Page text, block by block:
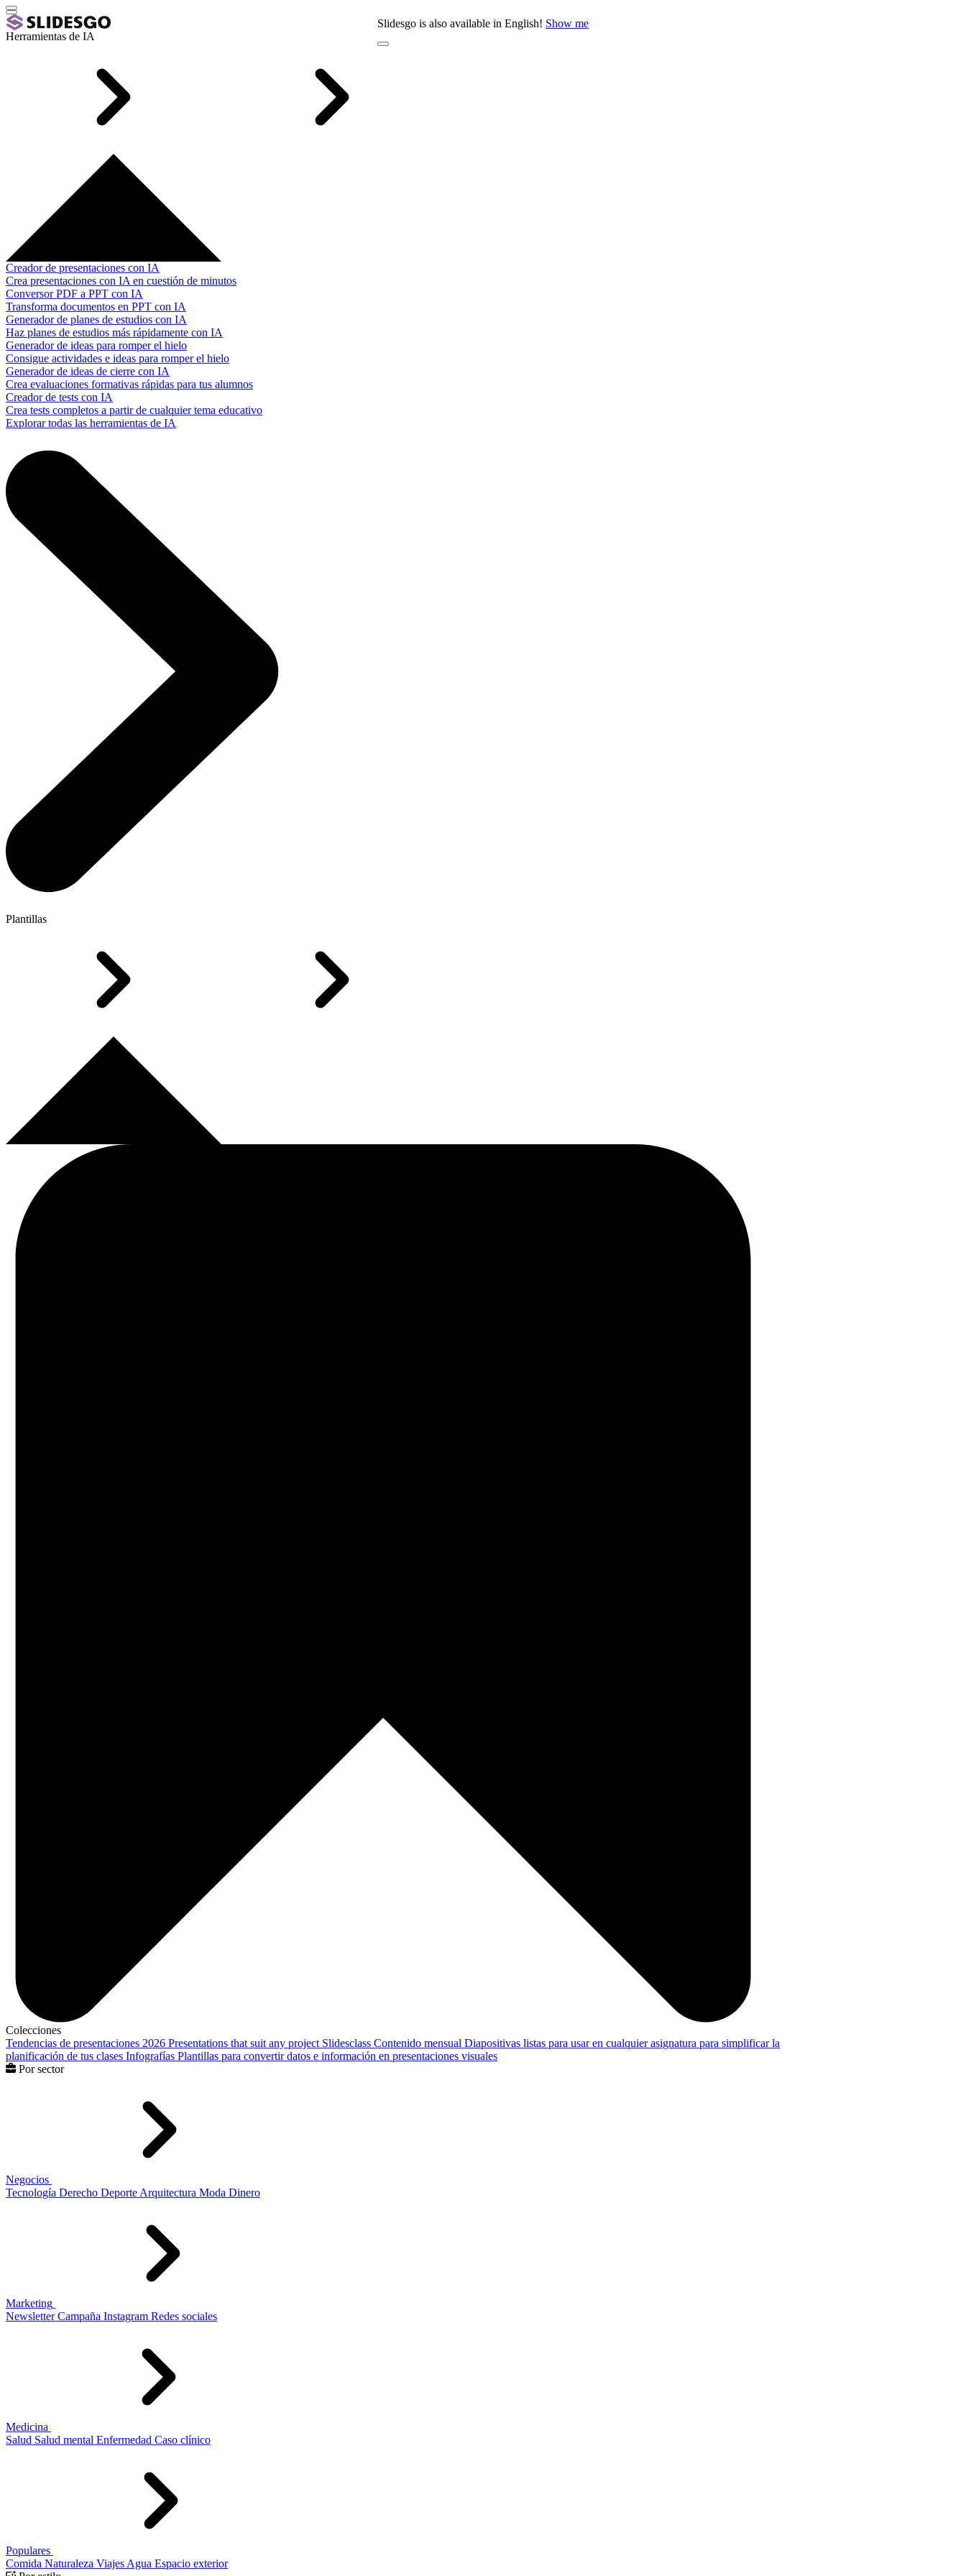
Slidesgo is also available in English! Show me
Herramientas de IA
Creador de presentaciones con IA
Crea presentaciones con IA en cuestión de minutos
Conversor PDF a PPT con IA
Transforma documentos en PPT con IA
Generador de planes de estudios con IA
Haz planes de estudios más rápidamente con IA
Generador de ideas para romper el hielo
Consigue actividades e ideas para romper el hielo
Generador de ideas de cierre con IA
Crea evaluaciones formativas rápidas para tus alumnos
Creador de tests con IA
Crea tests completos a partir de cualquier tema educativo
Explorar todas las herramientas de IA
Plantillas
Colecciones
Tendencias de presentaciones 2026 Presentations that suit any project Slidesclass Contenido mensual Diapositivas listas para usar en cualquier asignatura para simplificar la
planificación de tus clases Infografías Plantillas para convertir datos e información en presentaciones visuales
Por sector
Negocios
Tecnología Derecho Deporte Arquitectura Moda Dinero
Marketing
Newsletter Campaña Instagram Redes sociales
Medicina
Salud Salud mental Enfermedad Caso clínico
Populares
Comida Naturaleza Viajes Agua Espacio exterior